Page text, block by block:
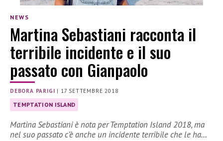
NEWS
Martina Sebastiani racconta il
terribile incidente e il suo
passato con Gianpaolo
DEBORA PARIGI | 17 SETTEMBRE 2018
TEMPTATION ISLAND
Martina Sebastiani è nota per Temptation Island 2018, ma
nel suo passato c’è anche un incidente terribile che le ha…